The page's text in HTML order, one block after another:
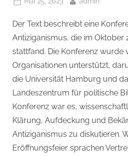
Der Text beschreibt eine
Antiziganismus, die im Oktober
stattfand. Die Konferenz wurde
Organisationen unterstützt,
die Universität Hamburg und
Landeszentrum für politische
Konferenz war es,
Klärung, Aufdeckung und
Antiziganismus zu diskutieren.
Eröffnungsfeier sprachen